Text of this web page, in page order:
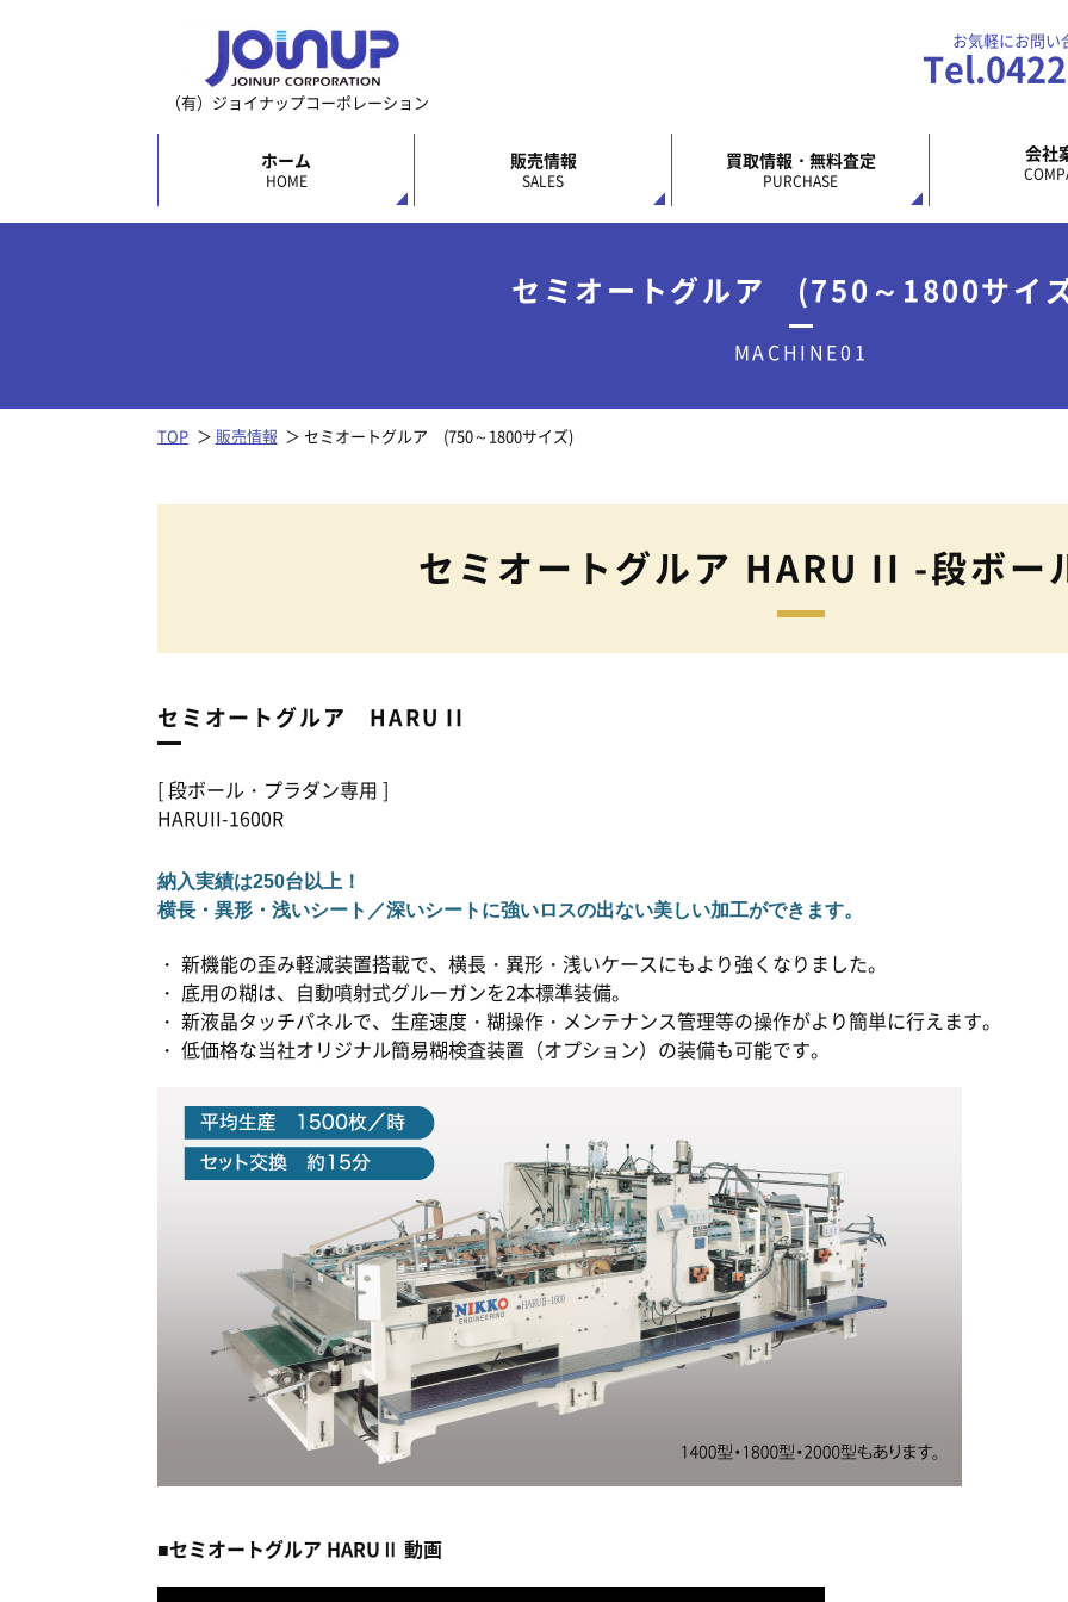
（有）ジョイナップコーポレーション
お気軽にお問い
ホーム
HOME
販売情報
SALES
買取情報・無料査定
PURCHASE
会社
セミオートグルア (750～1800サイ
MACHINE01
TOP 販売情報 セミオートグルア (750～1800サイズ)
セミオートグルア HARU II -段ボー
セミオートグルア HARU II
[ 段ボール・プラダン専用 ]
HARUII-1600R
納入実績は250台以上！
横長・異形・浅いシート／深いシートに強いロスの出ない美しい加工ができます。
・ 新機能の歪み軽減装置搭載で、横長・異形・浅いケースにもより強くなりました。
・ 底用の糊は、自動噴射式グルーガンを2本標準装備。
・ 新液晶タッチパネルで、生産速度・糊操作・メンテナンス管理等の操作がより簡単に行えます。
・ 低価格な当社オリジナル簡易糊検査装置（オプション）の装備も可能です。
■セミオートグルア HARUⅡ 動画